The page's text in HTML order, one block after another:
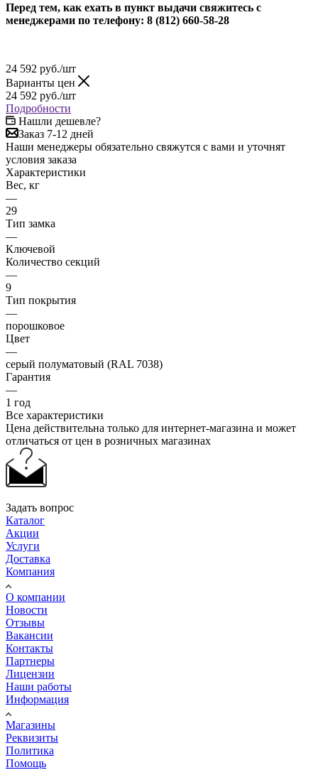
Перед тем, как ехать в пункт выдачи свяжитесь с
менеджерами по телефону: 8 (812) 660-58-28
24 592 руб./шт
Варианты цен
24 592 руб./шт
Подробности
Нашли дешевле?
Заказ 7-12 дней
Наши менеджеры обязательно свяжутся с вами и уточнят
условия заказа
Характеристики
Вес, кг
—
29
Тип замка
—
Ключевой
Количество секций
—
9
Тип покрытия
—
порошковое
Цвет
—
серый полуматовый (RAL 7038)
Гарантия
—
1 год
Все характеристики
Цена действительна только для интернет-магазина и может
отличаться от цен в розничных магазинах
Задать вопрос
Каталог
Акции
Услуги
Доставка
Компания
О компании
Новости
Отзывы
Вакансии
Контакты
Партнеры
Лицензии
Наши работы
Информация
Магазины
Реквизиты
Политика
Помощь